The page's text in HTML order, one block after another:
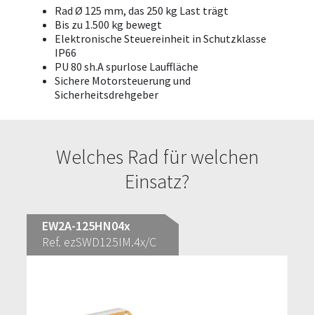
Rad Ø 125 mm, das 250 kg Last trägt
Bis zu 1.500 kg bewegt
Elektronische Steuereinheit in Schutzklasse
IP66
PU 80 sh.A spurlose Lauffläche
Sichere Motorsteuerung und
Sicherheitsdrehgeber
Welches Rad für welchen
Einsatz?
EW2A-125HN04x
Ref. ezSWD125IM.4x/C